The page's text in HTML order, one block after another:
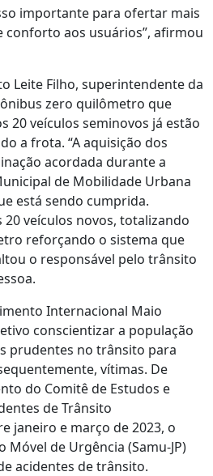
importante para ofertar mais
conforto aos usuários”, afirmou
Leite Filho, superintendente da
ônibus zero quilômetro que
20 veículos seminovos já estão
a frota. “A aquisição dos
acordada durante a
de Mobilidade Urbana
está sendo cumprida.
veículos novos, totalizando
reforçando o sistema que
o responsável pelo trânsito
Internacional Maio
conscientizar a população
prudentes no trânsito para
vítimas. De
do Comitê de Estudos e
de Trânsito
janeiro e março de 2023, o
de Urgência (Samu-JP)
acidentes de trânsito.